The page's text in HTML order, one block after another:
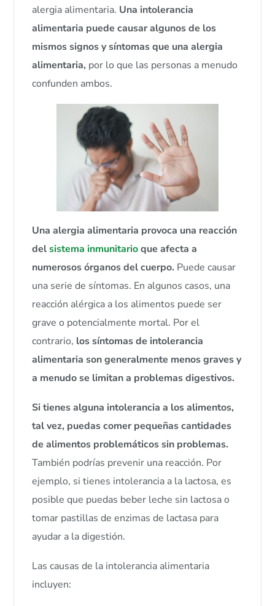
alergia alimentaria. Una intolerancia
alimentaria puede causar algunos de los
mismos signos y síntomas que una alergia
alimentaria, por lo que las personas a menudo
confunden ambos.
Una alergia alimentaria provoca una reacción
delsistema inmunitarioque afecta a
numerosos órganos del cuerpo. Puede causar
una serie de síntomas. En algunos casos, una
reacción alérgica a los alimentos puede ser
grave o potencialmente mortal. Por el
contrario, los síntomas de intolerancia
alimentaria son generalmente menos graves y
a menudo se limitan a problemas digestivos.
Si tienes alguna intolerancia a los alimentos,
tal vez, puedas comer pequeñas cantidades
de alimentos problemáticos sin problemas.
También podrías prevenir una reacción. Por
ejemplo, si tienes intolerancia a la lactosa, es
posible que puedas beber leche sin lactosa o
tomar pastillas de enzimas de lactasa para
ayudar a la digestión.
Las causas de la intolerancia alimentaria
incluyen: